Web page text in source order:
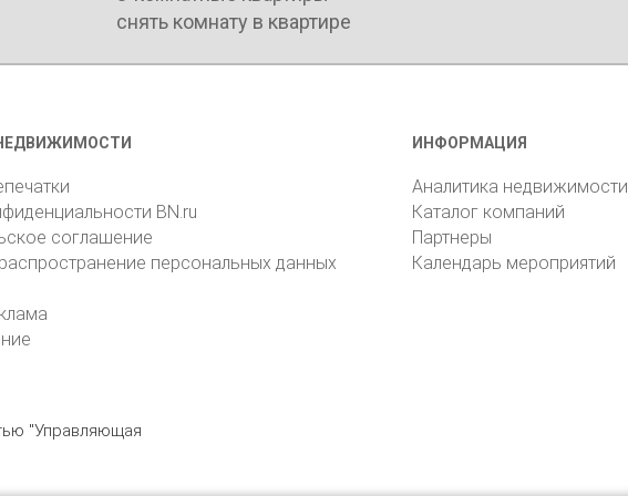
снять комнату в квартире
BN.ru
соглашение
персональных данных
ИНФОРМАЦИЯ
Аналитика недвижимости
Каталог компаний
Партнеры
Календарь мероприятий
"Управляющая